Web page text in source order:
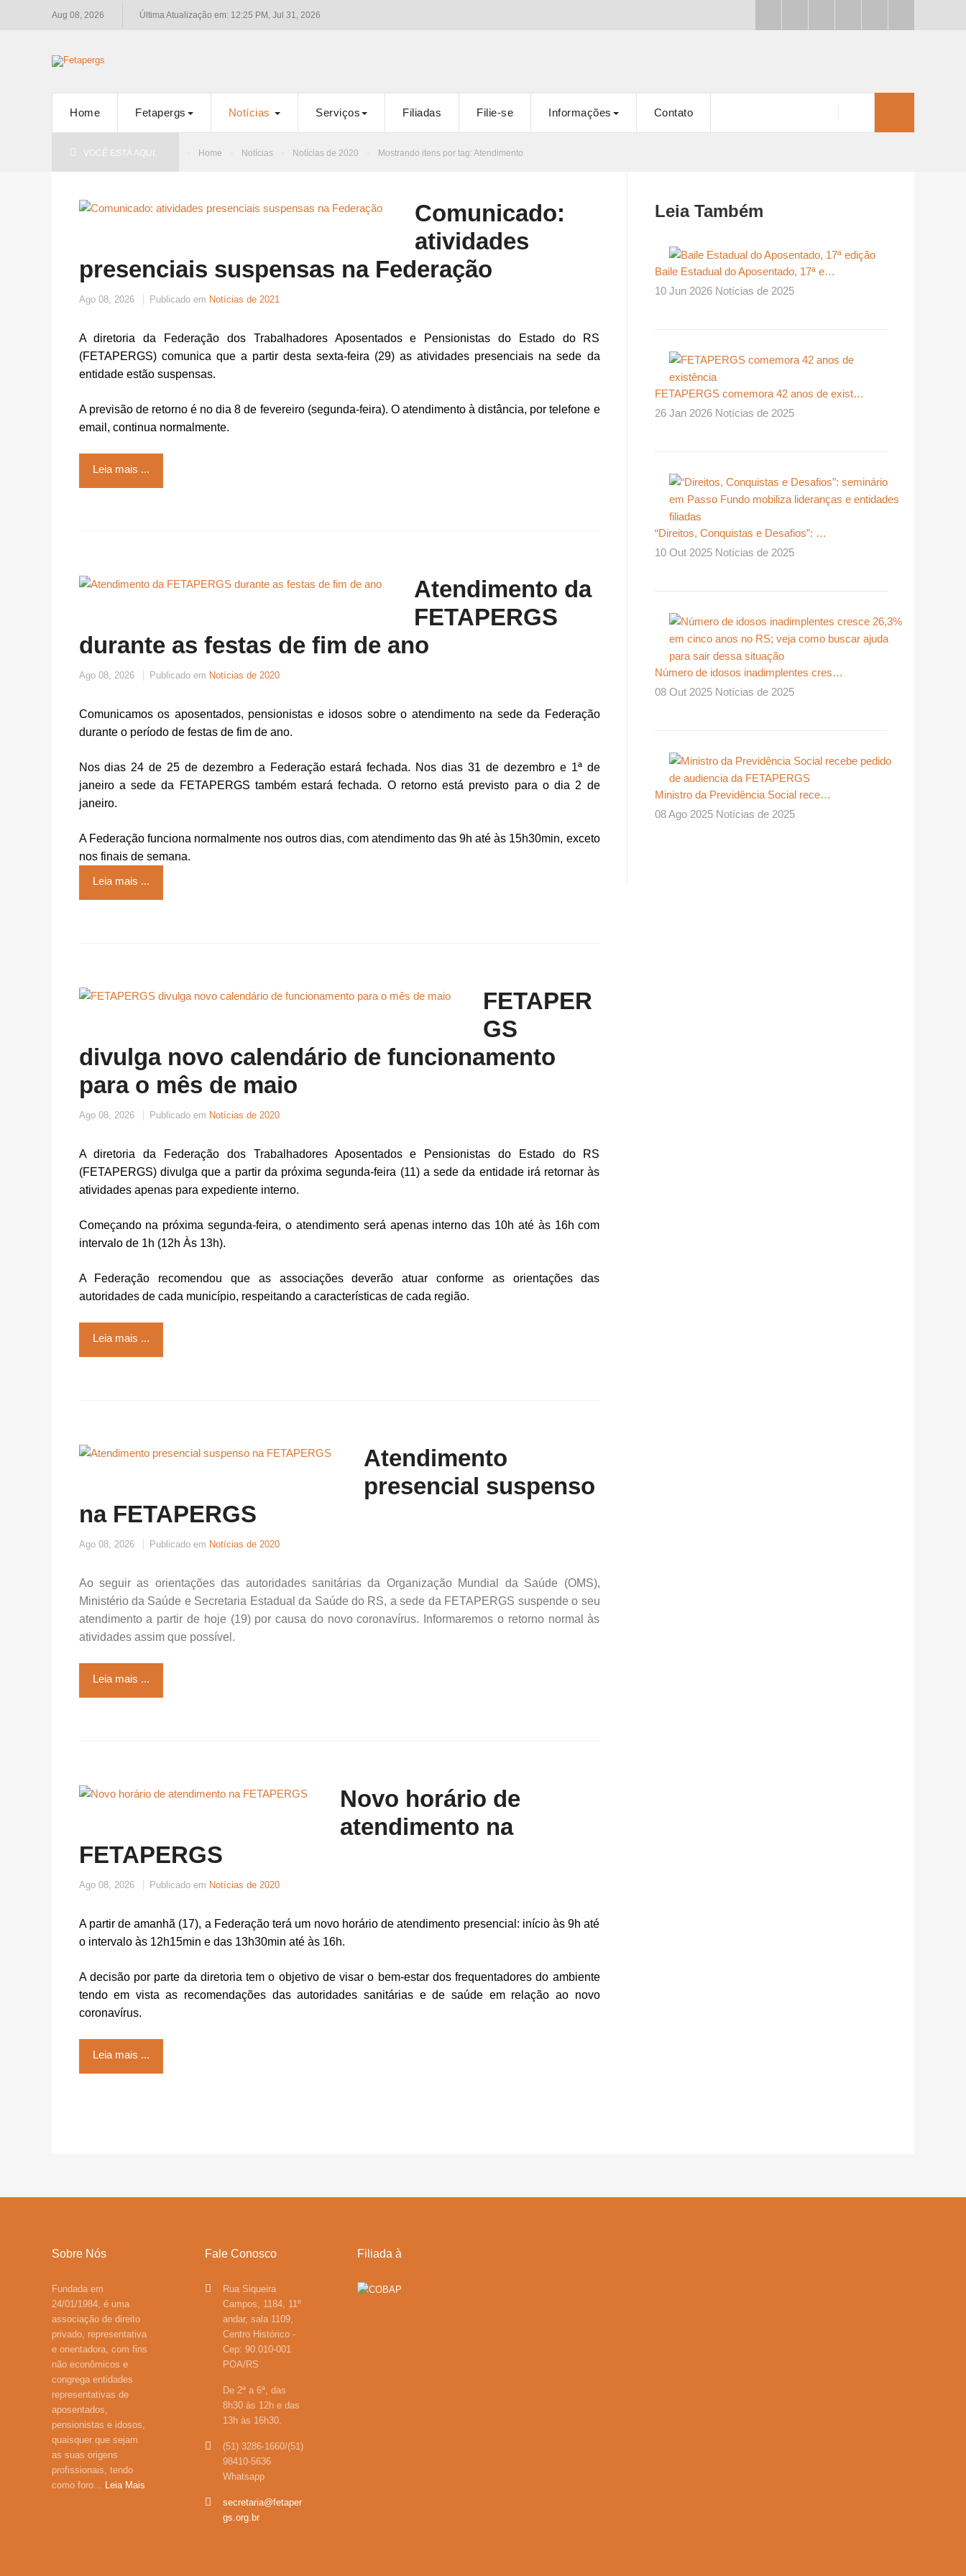
Aug 08, 2026 Última Atualização em: 12:25 PM, Jul 31, 2026
Home Fetapergs Notícias Serviços Filiadas Filie-se Informações Contato
VOCÊ ESTÁ AQUI: Home Notícias Notícias de 2020 Mostrando itens por tag: Atendimento
Comunicado:
atividades
presenciais suspensas na Federação
Ago 08, 2026 Publicado em Notícias de 2021
A diretoria da Federação dos Trabalhadores Aposentados e Pensionistas do Estado do RS
(FETAPERGS) comunica que a partir desta sexta-feira (29) as atividades presenciais na sede da
entidade estão suspensas.
A previsão de retorno é no dia 8 de fevereiro (segunda-feira). O atendimento à distância, por telefone e
email, continua normalmente.
Leia mais ...
Atendimento da
FETAPERGS
durante as festas de fim de ano
Ago 08, 2026 Publicado em Notícias de 2020
Comunicamos os aposentados, pensionistas e idosos sobre o atendimento na sede da Federação
durante o período de festas de fim de ano.
Nos dias 24 de 25 de dezembro a Federação estará fechada. Nos dias 31 de dezembro e 1ª de
janeiro a sede da FETAPERGS também estará fechada. O retorno está previsto para o dia 2 de
janeiro.
A Federação funciona normalmente nos outros dias, com atendimento das 9h até às 15h30min, exceto
nos finais de semana.
Leia mais ...
FETAPER
GS
divulga novo calendário de funcionamento
para o mês de maio
Ago 08, 2026 Publicado em Notícias de 2020
A diretoria da Federação dos Trabalhadores Aposentados e Pensionistas do Estado do RS
(FETAPERGS) divulga que a partir da próxima segunda-feira (11) a sede da entidade irá retornar às
atividades apenas para expediente interno.
Começando na próxima segunda-feira, o atendimento será apenas interno das 10h até às 16h com
intervalo de 1h (12h Às 13h).
A Federação recomendou que as associações deverão atuar conforme as orientações das
autoridades de cada município, respeitando a características de cada região.
Leia mais ...
Atendimento
presencial suspenso
na FETAPERGS
Ago 08, 2026 Publicado em Notícias de 2020
Ao seguir as orientações das autoridades sanitárias da Organização Mundial da Saúde (OMS),
Ministério da Saúde e Secretaria Estadual da Saúde do RS, a sede da FETAPERGS suspende o seu
atendimento a partir de hoje (19) por causa do novo coronavírus. Informaremos o retorno normal às
atividades assim que possível.
Leia mais ...
Novo horário de
atendimento na
FETAPERGS
Ago 08, 2026 Publicado em Notícias de 2020
A partir de amanhã (17), a Federação terá um novo horário de atendimento presencial: início às 9h até
o intervalo às 12h15min e das 13h30min até às 16h.
A decisão por parte da diretoria tem o objetivo de visar o bem-estar dos frequentadores do ambiente
tendo em vista as recomendações das autoridades sanitárias e de saúde em relação ao novo
coronavírus.
Leia mais ...
Leia Também
Baile Estadual do Aposentado, 17ª e…
10 Jun 2026 Notícias de 2025
FETAPERGS comemora 42 anos de exist…
26 Jan 2026 Notícias de 2025
“Direitos, Conquistas e Desafios”: …
10 Out 2025 Notícias de 2025
Número de idosos inadimplentes cres…
08 Out 2025 Notícias de 2025
Ministro da Previdência Social rece…
08 Ago 2025 Notícias de 2025
Sobre Nós
Fundada em
24/01/1984, é uma
associação de direito
privado, representativa
e orientadora, com fins
não econômicos e
congrega entidades
representativas de
aposentados,
pensionistas e idosos,
quaisquer que sejam
as suas origens
profissionais, tendo
como foro... Leia Mais
Fale Conosco
Rua Siqueira
Campos, 1184, 11º
andar, sala 1109,
Centro Histórico -
Cep: 90.010-001
POA/RS
De 2ª a 6ª, das
8h30 às 12h e das
13h às 16h30.
(51) 3286-1660/(51)
98410-5636
Whatsapp
secretaria@fetaper
gs.org.br
Filiada à